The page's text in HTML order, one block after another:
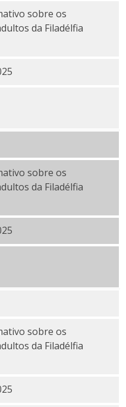
sobre os
da Filadélfia
sobre os
da Filadélfia
sobre os
da Filadélfia